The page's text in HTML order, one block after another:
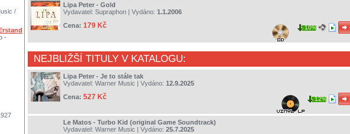
/
-
Lipa Peter - Gold
Vydavatel: Supraphon | Vydáno: 1.1.2006
Cena: 179 Kč 10%
NEJBLIŽŠÍ TITULY V KATALOGU:
Lipa Peter - Je to stále tak
Vydavatel: Warner Music | Vydáno: 12.9.2025
Cena: 527 Kč 12%
Le Matos - Turbo Kid (original Game Soundtrack)
Vydavatel: Warner Music | Vydáno: 25.7.2025